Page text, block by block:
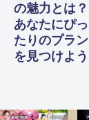
の魅力とは？
あなたにぴっ
たりのプラン
を見つけよう